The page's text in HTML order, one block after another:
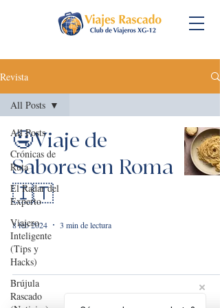
Revista
All Posts
Crónicas de
Ruta
El Radar del
Experto
Viajero
Inteligente
(Tips y
Hacks)
Brújula
Rascado
All Posts
🤤Viaje de
Sabores en Roma
🇮🇹
8 feb 2024 3 min de lectura